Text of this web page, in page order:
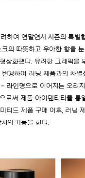
하여 연말연시 시즌의 특별
의 따뜻하고 우아한 향을
상화했다. 유려한 그래픽을
경하여 러닝 제품과의 차별
라인명으로 이어지는 오리
로써 제품 아이덴티티를 통
티드 제품 구매 이후, 러닝
의 기능을 한다.